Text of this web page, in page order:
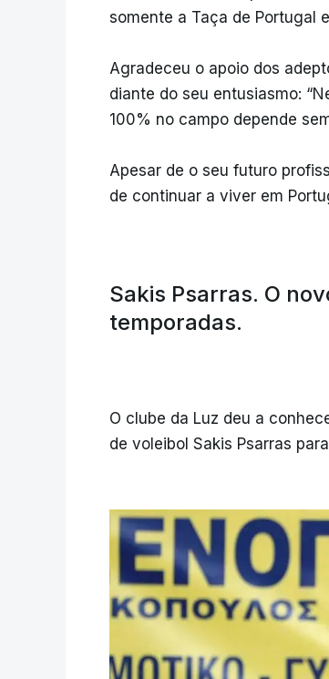
somente a Taça de Portugal
Agradeceu o apoio dos
diante do seu entusiasmo:
100% no campo depende
Apesar de o seu futuro
de continuar a viver em
Sakis Psarras. O
temporadas.
O clube da Luz deu a
de voleibol Sakis Psarras